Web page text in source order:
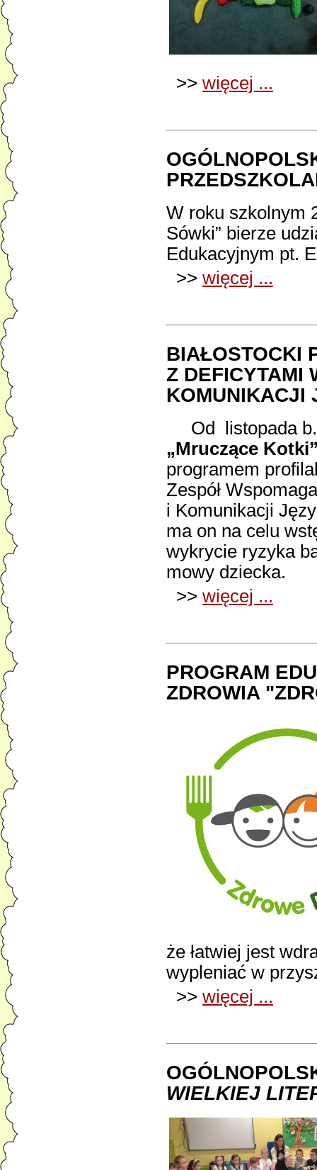
>> więcej ...
W roku szkolnym
Sówki” bierze
Edukacyjnym pt.
>> więcej ...
BIAŁOSTOCKI
Z DEFICYTAMI
KOMUNIKACJI
Od listopada
„Mruczące
programem
Zespół
i Komunikacji
ma on na celu
wykrycie ryzyka
mowy dziecka.
>> więcej ...
PROGRAM
ZDROWIA
że łatwiej jest
wypleniać w
>> więcej ...
WIELKIEJ